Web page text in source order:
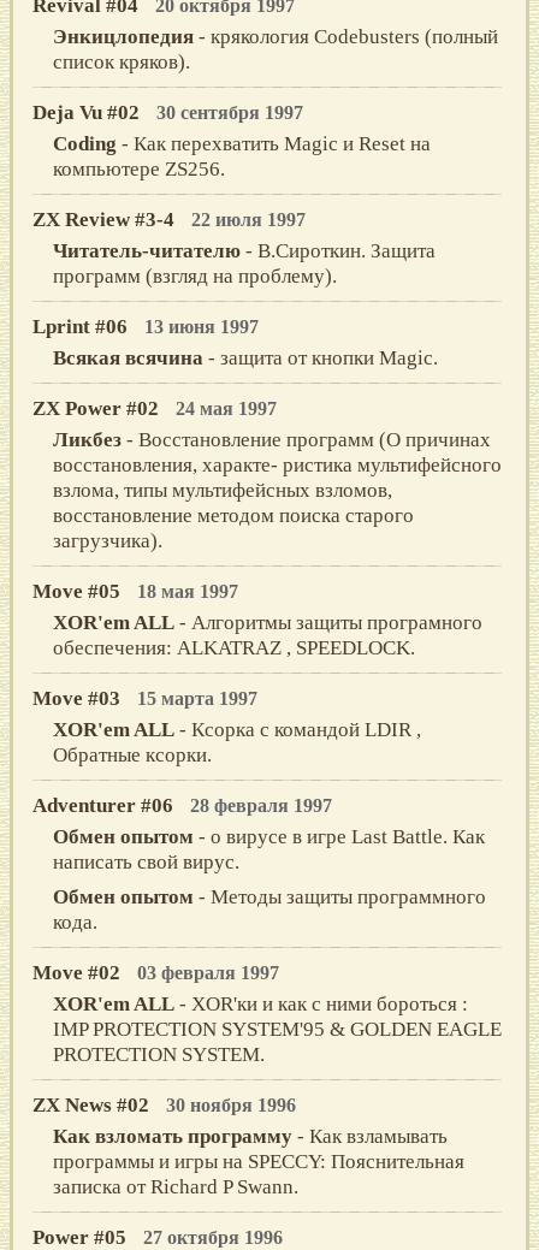
Revival #04 20 октября 1997
Энкицлопедия - крякология Codebusters (полный
список кряков).
Deja Vu #02 30 сентября 1997
Coding - Как перехватить Magic и Reset на
компьютере ZS256.
ZX Review #3-4 22 июля 1997
Читатель-читателю - В.Сироткин. Защита
программ (взгляд на проблему).
Lprint #06 13 июня 1997
Bсякaя всячинa - зaщита oт кнопки Magic.
ZX Power #02 24 мая 1997
Ликбез - Восстановление программ (О причинах
восстановления, характе- ристика мультифейсного
взлома, типы мультифейсных взломов,
восстановление методом поиска старого
загрузчика).
Move #05 18 мая 1997
XOR'em ALL - Алгоритмы защиты програмного
обеспечения: ALKATRAZ , SPEEDLOCK.
Move #03 15 марта 1997
XOR'em ALL - Ксорка с командой LDIR ,
Обратные ксорки.
Adventurer #06 28 февраля 1997
Обмен опытом - о вирусе в игре Last Battle. Как
написать свой вирус.
Обмен опытом - Методы защиты программного
кода.
Move #02 03 февраля 1997
XOR'em ALL - XOR'ки и как с ними бороться :
IMP PROTECTION SYSTEM'95 & GOLDEN EAGLE
PROTECTION SYSTEM.
ZX News #02 30 ноября 1996
Как взломать программу - Как взламывать
программы и игры на SPECCY: Пояснительная
записка от Richard P Swann.
Power #05 27 октября 1996